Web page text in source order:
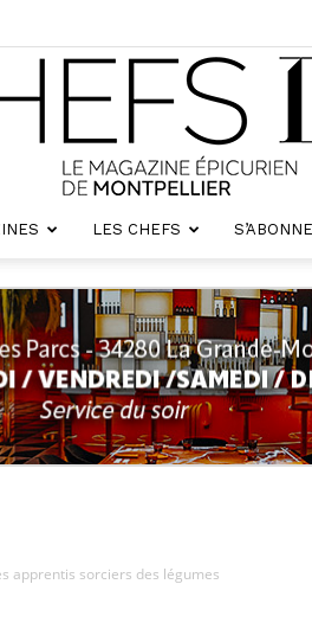
d'oc
LES CHEFS
apprentis sorciers des légumes